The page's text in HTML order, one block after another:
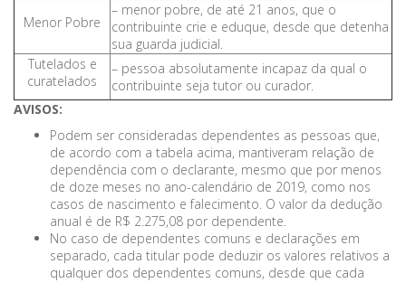
Menor Pobre
– menor pobre, de até 21 anos, que o
contribuinte crie e eduque, desde que detenha
sua guarda judicial.
Tutelados e
curatelados
– pessoa absolutamente incapaz da qual o
contribuinte seja tutor ou curador.
AVISOS:
Podem ser consideradas dependentes as pessoas que,
de acordo com a tabela acima, mantiveram relação de
dependência com o declarante, mesmo que por menos
de doze meses no ano-calendário de 2019, como nos
casos de nascimento e falecimento. O valor da dedução
anual é de R$ 2.275,08 por dependente.
No caso de dependentes comuns e declarações em
separado, cada titular pode deduzir os valores relativos a
qualquer dos dependentes comuns, desde que cada